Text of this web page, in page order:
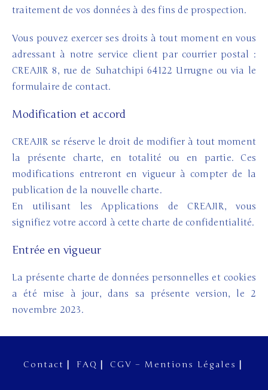
traitement de vos données à des fins de prospection.
Vous pouvez exercer ses droits à tout moment en vous
adressant à notre service client par courrier postal :
CREAJIR 8, rue de Suhatchipi 64122 Urrugne ou via le
formulaire de contact.
Modification et accord
CREAJIR se réserve le droit de modifier à tout moment
la présente charte, en totalité ou en partie. Ces
modifications entreront en vigueur à compter de la
publication de la nouvelle charte.
En utilisant les Applications de CREAJIR, vous
signifiez votre accord à cette charte de confidentialité.
Entrée en vigueur
La présente charte de données personnelles et cookies
a été mise à jour, dans sa présente version, le 2
novembre 2023.
Contact FAQ CGV – Mentions Légales